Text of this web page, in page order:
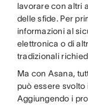
lavorare con altri
delle sfide. Per
informazioni al
elettronica o di
tradizionali
Ma con Asana,
può essere
Aggiungendo i